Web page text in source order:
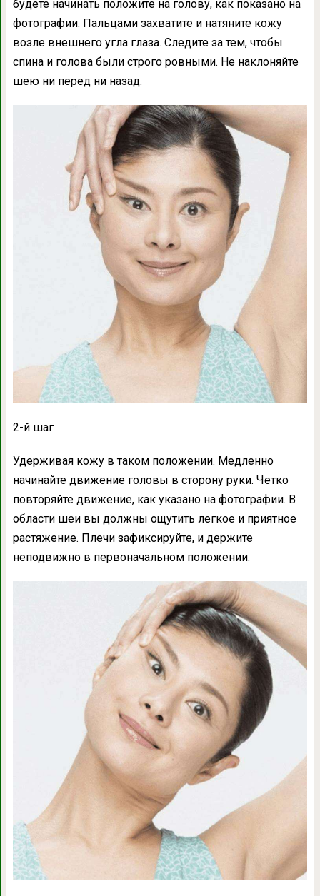
будете начинать положите на голову, как показано на
фотографии. Пальцами захватите и натяните кожу
возле внешнего угла глаза. Следите за тем, чтобы
спина и голова были строго ровными. Не наклоняйте
шею ни перед ни назад.
2-й шаг
Удерживая кожу в таком положении. Медленно
начинайте движение головы в сторону руки. Четко
повторяйте движение, как указано на фотографии. В
области шеи вы должны ощутить легкое и приятное
растяжение. Плечи зафиксируйте, и держите
неподвижно в первоначальном положении.